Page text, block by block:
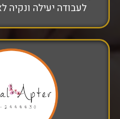
לעבודה יעילה ונקיה